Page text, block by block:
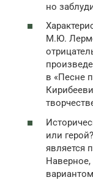
но
М.Ю.
в «Песне
или
является